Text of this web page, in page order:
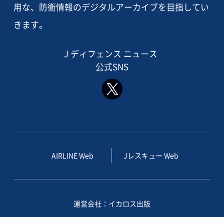
用な、防衛情報のデジタルアーカイブを目指してい
きます。
J ディフェンス ニュース
公式SNS
AIRLINE Web Jレスキュー Web
運営会社：イカロス出版